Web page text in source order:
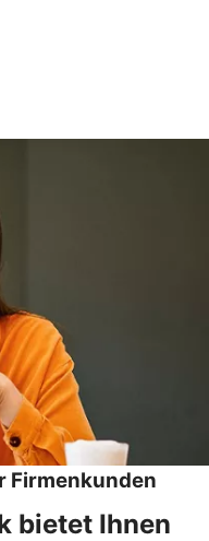
Firmenkunden
bietet Ihnen